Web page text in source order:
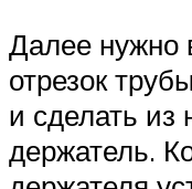
Далее нужно
отрезок
и сделать из
держатель.